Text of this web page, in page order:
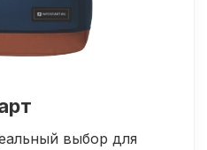
выбор для